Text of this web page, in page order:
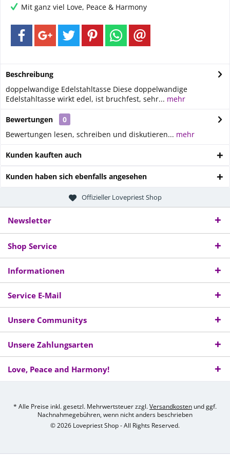
Mit ganz viel Love, Peace & Harmony
Beschreibung
doppelwandige Edelstahltasse Diese doppelwandige
Edelstahltasse wirkt edel, ist bruchfest, sehr... mehr
Bewertungen
0
Bewertungen lesen, schreiben und diskutieren... mehr
Kunden kauften auch
Kunden haben sich ebenfalls angesehen
Offizieller Lovepriest Shop
Newsletter
Shop Service
Informationen
Service E-Mail
Unsere Communitys
Unsere Zahlungsarten
Love, Peace and Harmony!
* Alle Preise inkl. gesetzl. Mehrwertsteuer zzgl.Versandkosten und ggf.
Nachnahmegebühren, wenn nicht anders beschrieben
© 2026 Lovepriest Shop - All Rights Reserved.